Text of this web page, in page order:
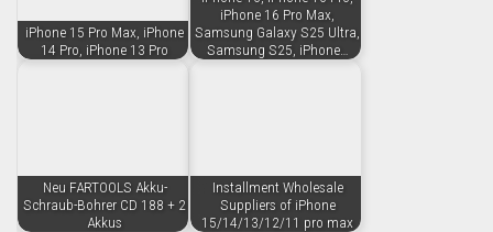
iPhone 15 Pro Max, iPhone
14 Pro, iPhone 13 Pro
iPhone 16 Pro Max,
Samsung Galaxy S25 Ultra,
Samsung S25, iPhone…
Neu FARTOOLS Akku-
Schraub-Bohrer CD 188 + 2
Akkus
Installment Wholesale
Suppliers of iPhone
15/14/13/12/11 pro max